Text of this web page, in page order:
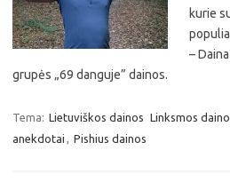
kurie
–
grupės „69 danguje” dainos.
Tema: Lietuviškos dainos Linksmos
anekdotai , Pishius dainos